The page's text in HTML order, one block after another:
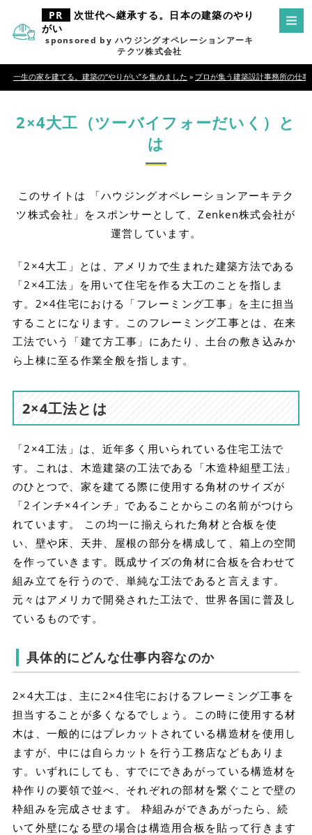
次世代へ継承する。日本の建築のやり
がい
sponsored by ハウジングオペレーションアーキ
テクツ株式会社
一生の家を建てる。建築の“やりがい”を集めました » プロが集う建築設計事務所の仕
2×4大工（ツーバイフォーだいく）と
は
このサイトは 「ハウジングオペレーションアーキテク
ツ株式会社」をスポンサーとして、Zenken株式会社が
運営しています。
「2×4大工」とは、アメリカで生まれた建築方法である
「2×4工法」を用いて住宅を作る大工のことを指しま
す。2×4住宅における「フレーミング工事」を主に担当
することになります。このフレーミング工事とは、在来
工法でいう「建て方工事」にあたり、土台の敷き込みか
ら上棟に至る作業全般を指します。
2×4工法とは
「2×4工法」は、近年多く用いられている住宅工法で
す。これは、木造建築の工法である「木造枠組壁工法」
のひとつで、家を建てる際に使用する角材のサイズが
「2インチ×4インチ」であることからこの名前がつけら
れています。 この均一に揃えられた角材と合板を使
い、壁や床、天井、屋根の部分を構成して、箱上の空間
を作っていきます。既成サイズの角材に合板を合わせて
組み立てを行うので、単純な工法であると言えます。
元々はアメリカで開発された工法で、世界各国に普及し
ているものです。
具体的にどんな仕事内容なのか
2×4大工は、主に2×4住宅におけるフレーミング工事を
担当することが多くなるでしょう。この時に使用する材
木は、一般的にはプレカットされている構造材を使用し
ますが、中には自らカットを行う工務店などもありま
す。いずれにしても、すでにできあがっている構造材を
枠作りの要領で並べ、それぞれの部材を繋ぐことで壁の
枠組みを完成させます。 枠組みができあがったら、続
いて外壁になる壁の場合は構造用合板を貼って行きます